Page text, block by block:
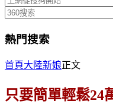
熱門搜索
首頁大陸新娘正文
只要簡單輕鬆24